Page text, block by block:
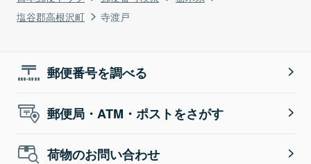
塩谷郡高根沢町
寺渡戸
郵便番号を調べる
郵便局・ATM・ポストをさがす
荷物のお問い合わせ